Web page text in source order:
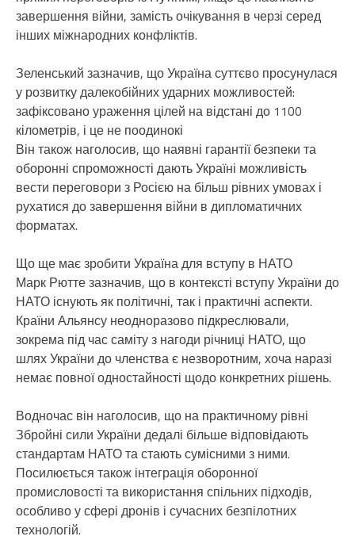
завершення війни, замість очікування в черзі серед
інших міжнародних конфліктів.
Зеленський зазначив, що Україна суттєво просунулася
у розвитку далекобійних ударних можливостей:
зафіксовано ураження цілей на відстані до 1100
кілометрів, і це не поодинокі
Він також наголосив, що наявні гарантії безпеки та
оборонні спроможності дають Україні можливість
вести переговори з Росією на більш рівних умовах і
рухатися до завершення війни в дипломатичних
форматах.
Що ще має зробити Україна для вступу в НАТО
Марк Рютте зазначив, що в контексті вступу України до
НАТО існують як політичні, так і практичні аспекти.
Країни Альянсу неодноразово підкреслювали,
зокрема під час саміту з нагоди річниці НАТО, що
шлях України до членства є незворотним, хоча наразі
немає повної одностайності щодо конкретних рішень.
Водночас він наголосив, що на практичному рівні
Збройні сили України дедалі більше відповідають
стандартам НАТО та стають сумісними з ними.
Посилюється також інтеграція оборонної
промисловості та використання спільних підходів,
особливо у сфері дронів і сучасних безпілотних
технологій.